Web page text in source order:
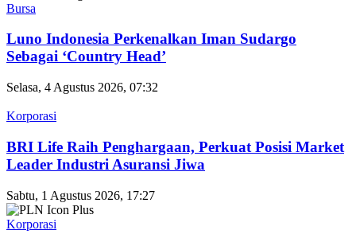
Bursa
Luno Indonesia Perkenalkan Iman Sudargo
Sebagai ‘Country Head’
Selasa, 4 Agustus 2026, 07:32
Korporasi
BRI Life Raih Penghargaan, Perkuat Posisi Market
Leader Industri Asuransi Jiwa
Sabtu, 1 Agustus 2026, 17:27
Korporasi